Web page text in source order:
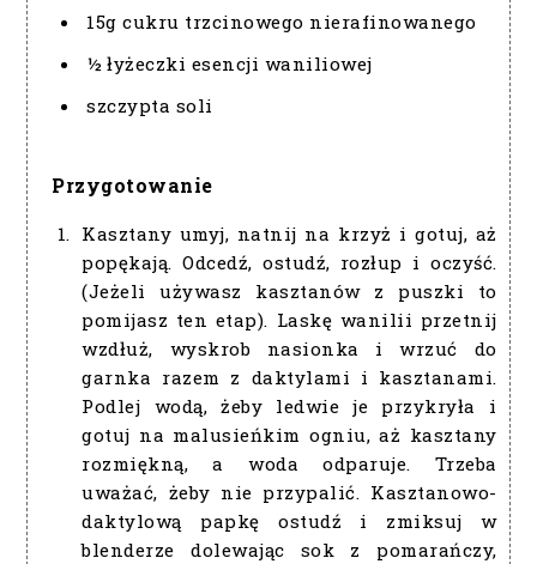
15g cukru trzcinowego nierafinowanego
½ łyżeczki esencji waniliowej
szczypta soli
Przygotowanie
Kasztany umyj, natnij na krzyż i gotuj, aż
popękają. Odcedź, ostudź, rozłup i oczyść.
(Jeżeli używasz kasztanów z puszki to
pomijasz ten etap). Laskę wanilii przetnij
wzdłuż, wyskrob nasionka i wrzuć do
garnka razem z daktylami i kasztanami.
Podlej wodą, żeby ledwie je przykryła i
gotuj na malusieńkim ogniu, aż kasztany
rozmiękną, a woda odparuje. Trzeba
uważać, żeby nie przypalić. Kasztanowo-
daktylową papkę ostudź i zmiksuj w
blenderze dolewając sok z pomarańczy,